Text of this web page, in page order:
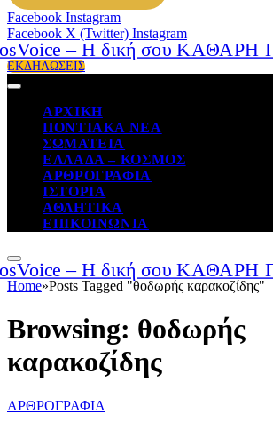
Facebook Instagram
Facebook X (Twitter) Instagram
ΕΚΔΗΛΩΣΕΙΣ
ΑΡΧΙΚΗ
ΠΟΝΤΙΑΚΑ ΝΕΑ
ΣΩΜΑΤΕΙΑ
ΕΛΛΑΔΑ – ΚΟΣΜΟΣ
ΑΡΘΡΟΓΡΑΦΙΑ
ΙΣΤΟΡΙΑ
ΑΘΛΗΤΙΚΑ
ΕΠΙΚΟΙΝΩΝΙΑ
Home»Posts Tagged "θοδωρής καρακοζίδης"
Browsing: θοδωρής
καρακοζίδης
ΑΡΘΡΟΓΡΑΦΙΑ